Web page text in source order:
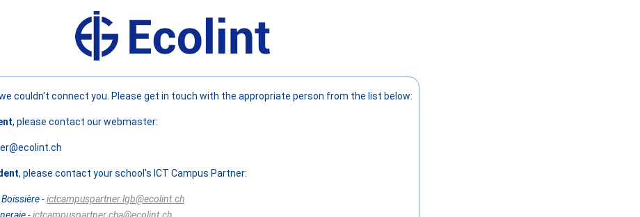
couldn't connect you. Please get in touch with the appropriate person from the list below:
, please contact our webmaster:
, please contact your school's ICT Campus Partner:
-ictcampuspartner.lgb@ecolint.ch
-ictcampuspartner.cha@ecolint.ch